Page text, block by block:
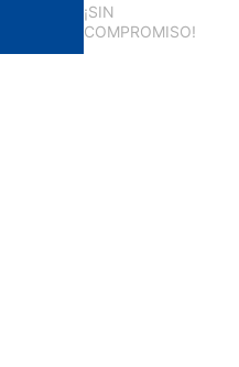
¡SIN
COMPROMISO!